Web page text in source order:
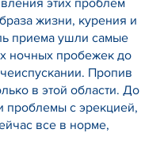
этих проблем
жизни, курения и
приема ушли самые
ночных пробежек до
Пропив
в этой области. До
проблемы с эрекцией,
все в норме,